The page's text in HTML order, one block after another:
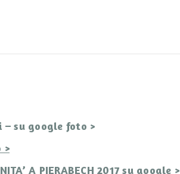
– su google foto >
>
A PIERABECH 2017 su google >